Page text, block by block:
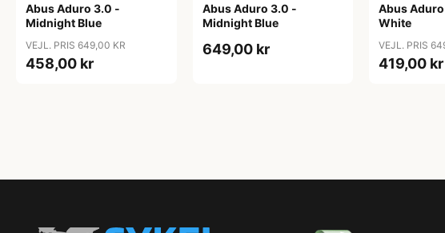
Abus Aduro 3.0 -
Midnight Blue
VEJL. PRIS 649,00 KR
458,00 kr
Abus Aduro 3.0 -
Midnight Blue
649,00 kr
Abus
White
VEJL. PRIS
419,00 kr